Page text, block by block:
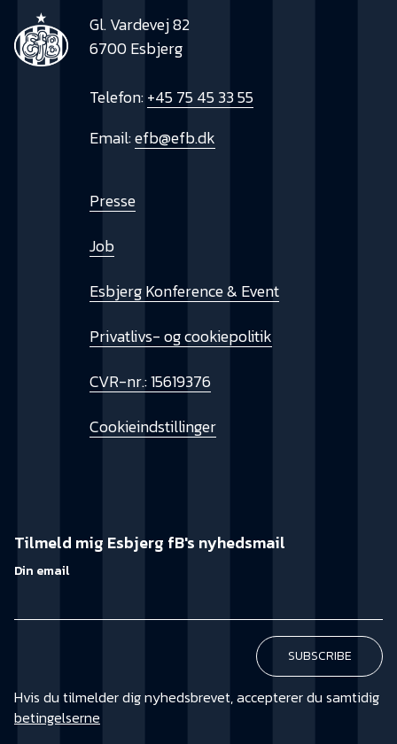
Gl. Vardevej 82
6700 Esbjerg
Telefon:+45 75 45 33 55
Email:efb@efb.dk
Presse
Job
Esbjerg Konference & Event
Privatlivs- og cookiepolitik
CVR-nr.: 15619376
Cookieindstillinger
Tilmeld mig Esbjerg fB's nyhedsmail
Din email
Hvis du tilmelder dig nyhedsbrevet, accepterer du samtidig
betingelserne